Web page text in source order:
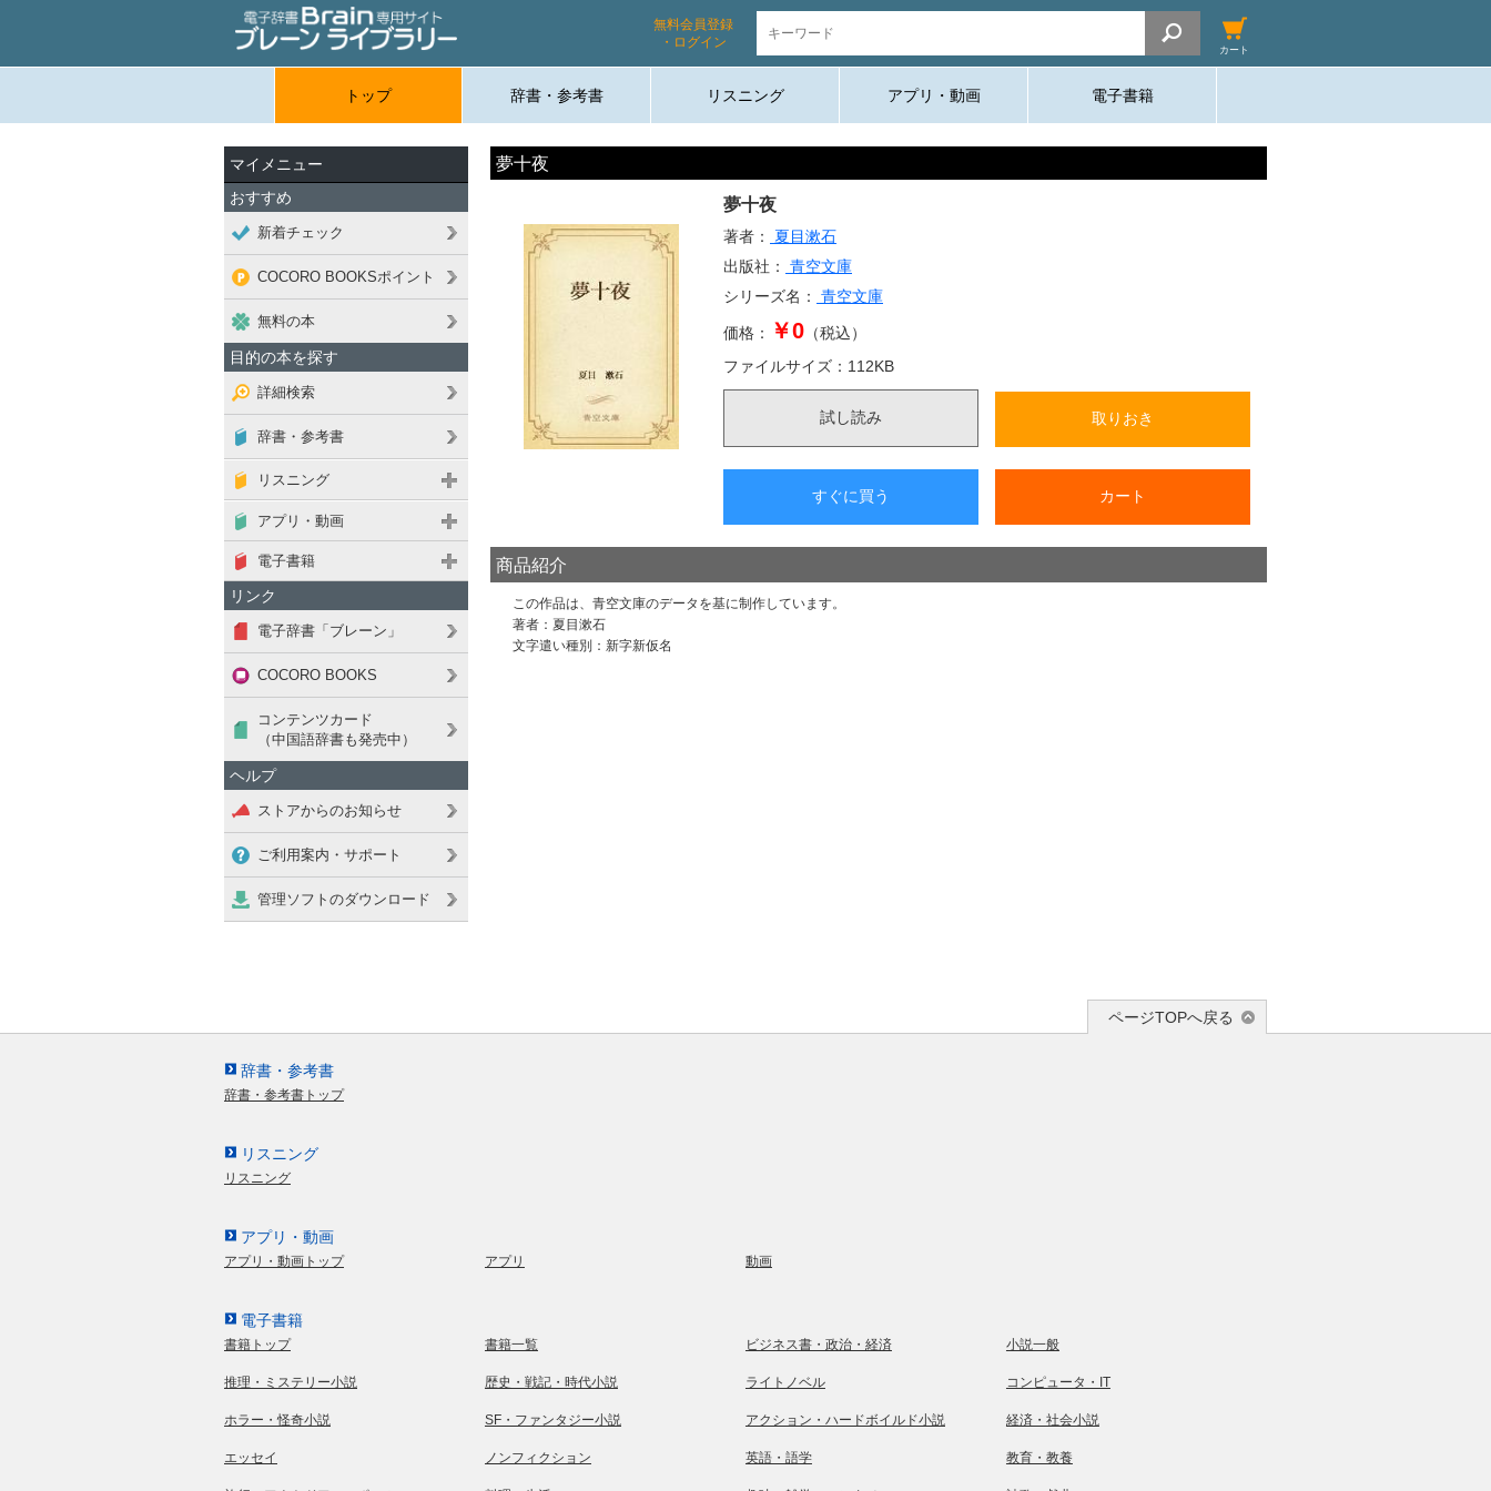
無料会員登録
・ログイン
カート
トップ 辞書・参考書 リスニング アプリ・動画 電子書籍
夢十夜
夢十夜
著者：
夏目漱石
出版社：
青空文庫
シリーズ名：
青空文庫
価格： ￥0 （税込）
ファイルサイズ： 112KB
試し読み 取りおき
すぐに買う カート
商品紹介
この作品は、青空文庫のデータを基に制作しています。
著者：夏目漱石
文字遣い種別：新字新仮名
マイメニュー
おすすめ
新着チェック
COCORO BOOKSポイント
無料の本
目的の本を探す
詳細検索
辞書・参考書
リスニング
アプリ・動画
電子書籍
リンク
電子辞書「ブレーン」
COCORO BOOKS
コンテンツカード
（中国語辞書も発売中）
ヘルプ
ストアからのお知らせ
ご利用案内・サポート
管理ソフトのダウンロード
辞書・参考書
辞書・参考書トップ
リスニング
リスニング
アプリ・動画
アプリ・動画トップ アプリ 動画
電子書籍
書籍トップ 書籍一覧 ビジネス書・政治・経済 小説一般
推理・ミステリー小説 歴史・戦記・時代小説 ライトノベル コンピュータ・IT
ホラー・怪奇小説 SF・ファンタジー小説 アクション・ハードボイルド小説 経済・社会小説
エッセイ ノンフィクション 英語・語学 教育・教養
ページTOPへ戻る